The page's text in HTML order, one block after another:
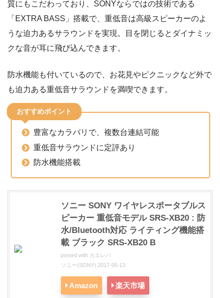
質にもこだわっており、SONYならではの技術である
「EXTRA BASS」搭載で、重低音は高級スピーカーのよ
うな迫力あるサラウンドを実現。目を閉じるとダイナミッ
クな音が耳に飛び込んできます。
防水機能も付いているので、お花見やピクニックなど外で
も迫力ある重低音サラウンドを満喫できます。
おすすめポイント
豊富なカラバリで、複数台連結可能
重低音サラウンドに定評あり
防水機能搭載
ソニー SONY ワイヤレスポータブルス
ピーカー 重低音モデル SRS-XB20 : 防
水/Bluetooth対応 ライティング機能搭
載 ブラック SRS-XB20 B
posted with カエレバ
ソニー(SONY) 2017-05-13
Amazon 楽天市場